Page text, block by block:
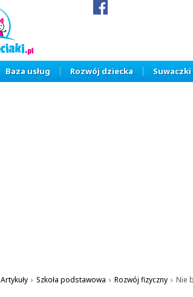
Baza usług Rozwój dziecka Suwaczki
Artykuły › Szkoła podstawowa › Rozwój fizyczny › Nie